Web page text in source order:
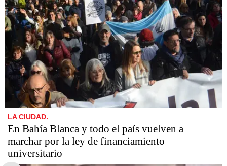
LA CIUDAD.
En Bahía Blanca y todo el país vuelven a
marchar por la ley de financiamiento
universitario